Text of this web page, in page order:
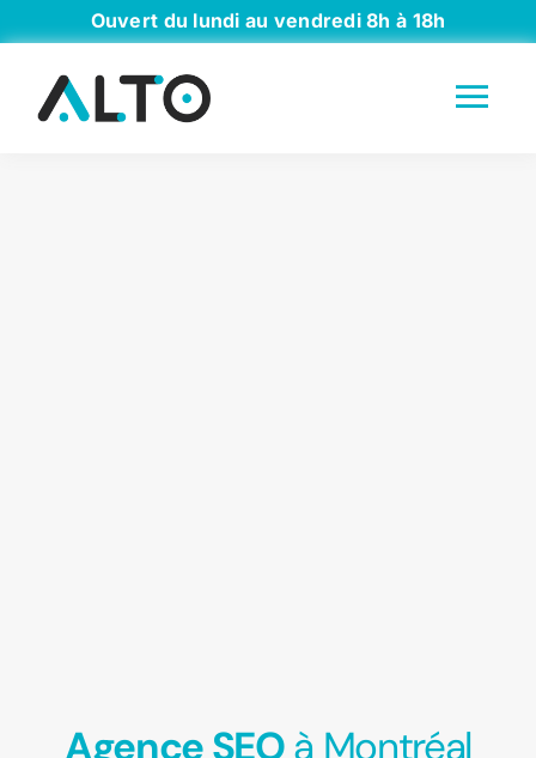
au
Ouvert du lundi au vendredi 8h à 18h
Agence SEOà Montréal